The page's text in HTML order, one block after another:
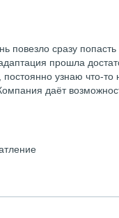
повезло сразу
прошла
узнаю что-то
даёт